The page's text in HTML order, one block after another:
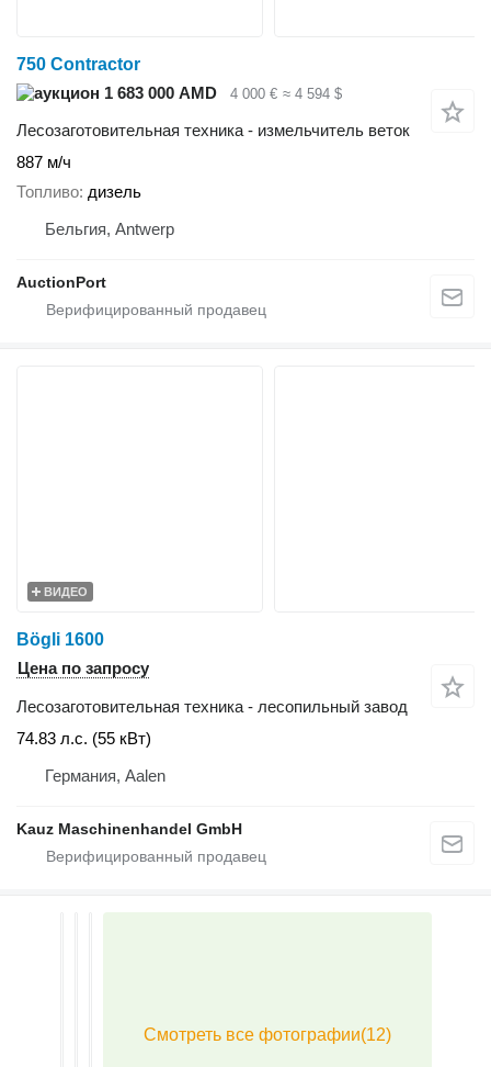
750 Contractor
1 683 000 AMD
4 000 € ≈ 4 594 $
Лесозаготовительная техника - измельчитель веток
887 м/ч
Топливо дизель
Бельгия, Antwerp
AuctionPort
ВИДЕО
Bögli 1600
Цена по запросу
Лесозаготовительная техника - лесопильный завод
74.83 л.с. (55 кВт)
Германия, Aalen
Kauz Maschinenhandel GmbH